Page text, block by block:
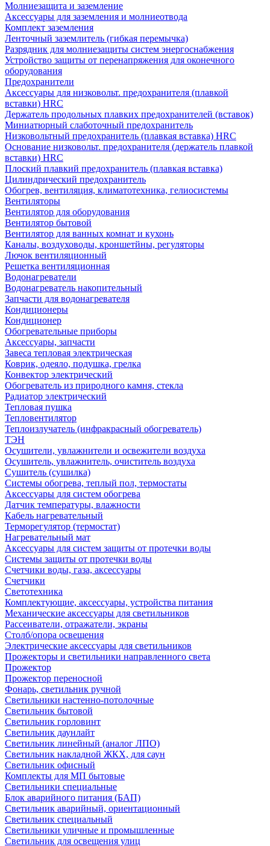
Молниезащита и заземление
Аксессуары для заземления и молниеотвода
Комплект заземления
Ленточный заземлитель (гибкая перемычка)
Разрядник для молниезащиты систем энергоснабжения
Устройство защиты от перенапряжения для оконечного
оборудования
Предохранители
Аксессуары для низковольт. предохранителя (плавкой
вставки) HRC
Держатель продольных плавких предохранителей (вставок)
Миниатюрный слаботочный предохранитель
Низковольтный предохранитель (плавкая вставка) HRC
Основание низковольт. предохранителя (держатель плавкой
вставки) HRC
Плоский плавкий предохранитель (плавкая вставка)
Цилиндрический предохранитель
Обогрев, вентиляция, климатотехника, гелиосистемы
Вентиляторы
Вентилятор для оборудования
Вентилятор бытовой
Вентилятор для ванных комнат и кухонь
Каналы, воздуховоды, кроншетйны, регуляторы
Лючок вентиляционный
Решетка вентиляционная
Водонагреватели
Водонагреватель накопительный
Запчасти для водонагревателя
Кондиционеры
Кондиционер
Обогревательные приборы
Аксессуары, запчасти
Завеса тепловая электрическая
Коврик, одеяло, подушка, грелка
Конвектор электрический
Обогреватель из природного камня, стекла
Радиатор электрический
Тепловая пушка
Тепловентилятор
Теплоизлучатель (инфракрасный обогреватель)
ТЭН
Осушители, увлажнители и освежители воздуха
Осушитель, увлажнитель, очиститель воздуха
Сушитель (сушилка)
Системы обогрева, теплый пол, термостаты
Аксессуары для систем обогрева
Датчик температуры, влажности
Кабель нагревательный
Терморегулятор (термостат)
Нагревательный мат
Аксессуары для систем защиты от протечки воды
Системы защиты от протечки воды
Счетчики воды, газа, аксессуары
Счетчики
Светотехника
Комплектующие, аксессуары, устройства питания
Механические аксессуары для светильников
Рассеиватели, отражатели, экраны
Столб/опора освещения
Электрические аксессуары для светильников
Прожекторы и светильники направленного света
Прожектор
Прожектор переносной
Фонарь, светильник ручной
Светильники настенно-потолочные
Светильник бытовой
Светильник горловинт
Светильник даунлайт
Светильник линейный (аналог ЛПО)
Светильник накладной ЖКХ, для саун
Светильник офисный
Комплекты для МП бытовые
Светильники специальные
Блок аварийного питания (БАП)
Светильник аварийный, ориентационный
Светильник специальный
Светильники уличные и промышленные
Светильник для освещения улиц